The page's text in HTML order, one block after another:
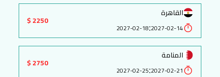
القاهرة
2027-02-14
:
2027-02-18
2250 $
المنامة
2027-02-21
:
2027-02-25
2750 $